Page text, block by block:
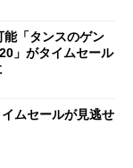
「タンスのゲン
」がタイムセール
ムセールが見逃せ